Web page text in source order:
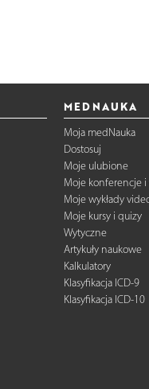
MEDNAUKA
Moja medNauka
Dostosuj
Moje ulubione
Moje konferencje
Moje wykłady
Moje kursy i quizy
Wytyczne
Artykuły naukowe
Kalkulatory
Klasyfikacja ICD-9
Klasyfikacja ICD-10